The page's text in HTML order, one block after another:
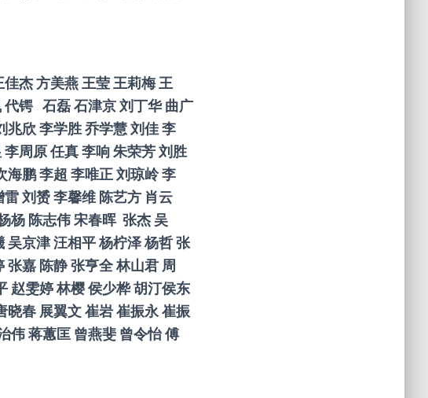
佳杰方美燕 王莹 王莉梅王
代锷 石磊石津京刘丁华曲广
兆欣李学胜乔学慧刘佳李
李周原任真李响朱荣芳刘胜
海鹏李超 李唯正刘琼岭李
雷刘赟李馨维 陈艺方 肖云
杨 陈志伟宋春晖 张杰吴
吴京津汪相平杨柠泽杨哲张
张嘉 陈静张亨全林山君 周
赵雯婷林樱侯少桦胡汀侯东
晓春 展翼文崔岩崔振永 崔振
伟蒋蕙匡 曾燕斐 曾令怡傅